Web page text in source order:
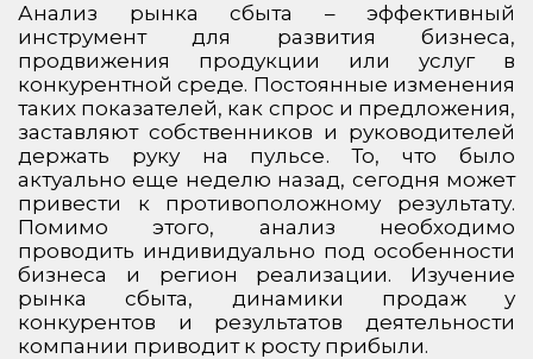
Анализ рынка сбыта – эффективный
инструмент для развития бизнеса,
продвижения продукции или услуг в
конкурентной среде. Постоянные изменения
таких показателей, как спрос и предложения,
заставляют собственников и руководителей
держать руку на пульсе. То, что было
актуально еще неделю назад, сегодня может
привести к противоположному результату.
Помимо этого, анализ необходимо
проводить индивидуально под особенности
бизнеса и регион реализации. Изучение
рынка сбыта, динамики продаж у
конкурентов и результатов деятельности
компании приводит к росту прибыли.